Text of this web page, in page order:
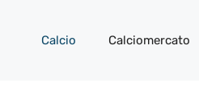
Calcio Calciomercato